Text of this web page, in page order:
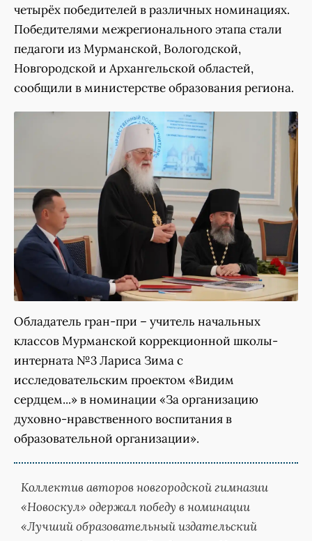
четырёх победителей в различных номинациях.
Победителями межрегионального этапа стали
педагоги из Мурманской, Вологодской,
Новгородской и Архангельской областей,
сообщили в министерстве образования региона.
Обладатель гран-при – учитель начальных
классов Мурманской коррекционной школы-
интерната №3 Лариса Зима с
исследовательским проектом «Видим
сердцем...» в номинации «За организацию
духовно-нравственного воспитания в
образовательной организации».
Коллектив авторов новгородской гимназии
«Новоскул» одержал победу в номинации
«Лучший образовательный издательский